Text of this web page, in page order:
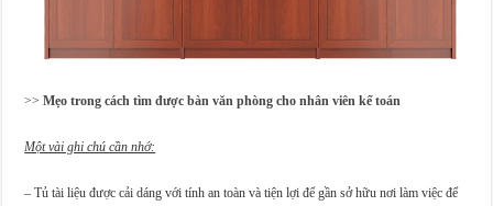
>>Mẹo trong cách tìm được bàn văn phòng cho nhân viên kế toán
Một vài ghi chú cần nhớ:
– Tủ tài liệu được cải dáng với tính an toàn và tiện lợi để gần sở hữu nơi làm việc để